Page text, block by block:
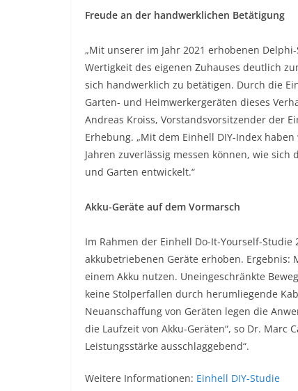
Freude an der handwerklichen Betätigung
„Mit unserer im Jahr 2021 erhobenen
Wertigkeit des eigenen Zuhauses deutlich
sich handwerklich zu betätigen. Durch die
Garten- und Heimwerkergeräten dieses
Andreas Kroiss, Vorstandsvorsitzender der
Erhebung. „Mit dem Einhell DIY-Index
Jahren zuverlässig messen können, wie
und Garten entwickelt.“
Akku-Geräte auf dem Vormarsch
Im Rahmen der Einhell Do-It-Yourself-
akkubetriebenen Geräte erhoben. Ergebnis:
einem Akku nutzen. Uneingeschränkte
keine Stolperfallen durch herumliegende
Neuanschaffung von Geräten legen die
die Laufzeit von Akku-Geräten“, so Dr. Marc
Leistungsstärke ausschlaggebend“.
Weitere Informationen: Einhell DIY-Studie